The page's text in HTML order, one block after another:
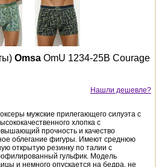
Omsa OmU 1234-25B Courage
Нашли дешевле?
мужские прилегающего силуэта с
хлопка с
прочность и качество
облегание фигуры. Имеют среднюю
открытую резинку по талии с
гульфик. Модель
и немного опускается на бедра, не